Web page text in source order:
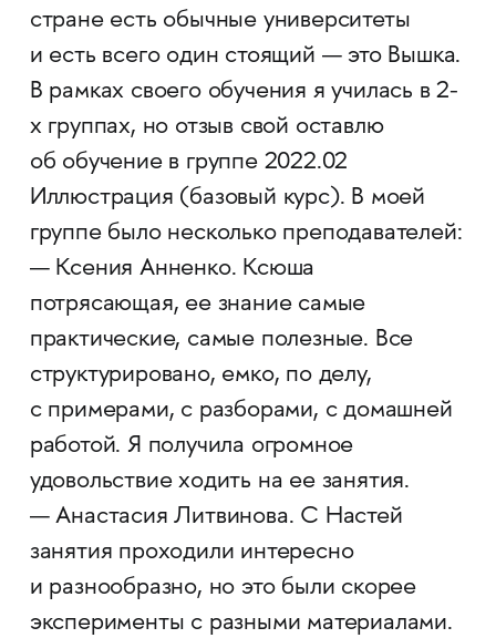
стране есть обычные университеты
и есть всего один стоящий — это Вышка.
В рамках своего обучения я училась в 2-
х группах, но отзыв свой оставлю
об обучение в группе 2022.02
Иллюстрация (базовый курс). В моей
группе было несколько преподавателей:
— Ксения Анненко. Ксюша
потрясающая, ее знание самые
практические, самые полезные. Все
структурировано, емко, по делу,
с примерами, с разборами, с домашней
работой. Я получила огромное
удовольствие ходить на ее занятия.
— Анастасия Литвинова. С Настей
занятия проходили интересно
и разнообразно, но это были скорее
эксперименты с разными материалами.